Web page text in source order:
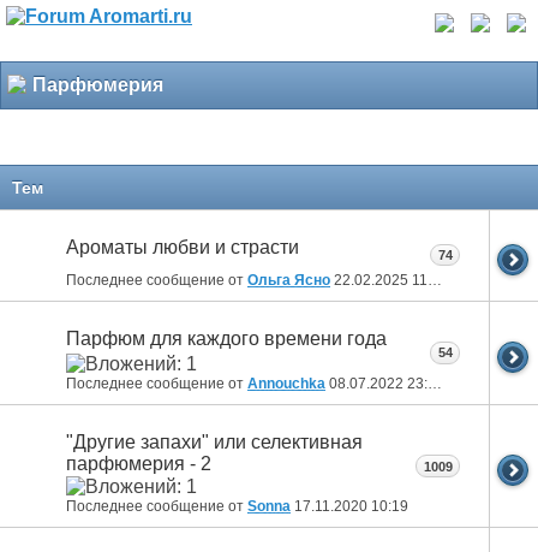
Парфюмерия
Тем
Ароматы любви и страсти
Последнее сообщение от Ольга Ясно 22.02.2025 11:18
74
Парфюм для каждого времени года
Последнее сообщение от Annouchka 08.07.2022 23:48
54
"Другие запахи" или селективная
парфюмерия - 2
Последнее сообщение от Sonna 17.11.2020 10:19
1009